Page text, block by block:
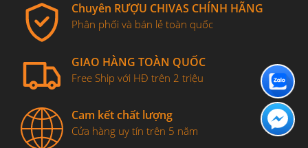
Chuyên RƯỢU CHIVAS CHÍNH HÃNG
Phân phối và bán lẻ toàn quốc
GIAO HÀNG TOÀN QUỐC
Free Ship với HĐ trên 2 triệu
Cam kết chất lượng
Cửa hàng uy tín trên 5 năm